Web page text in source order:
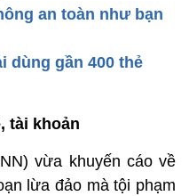
an toàn như bạn
dùng gần 400 thẻ
tài khoản
vừa khuyến cáo về
lừa đảo mà tội phạm